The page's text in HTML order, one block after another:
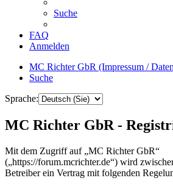
Suche
FAQ
Anmelden
MC Richter GbR (Impressum /
Suche
Sprache:
MC Richter GbR -
Mit dem Zugriff auf „MC Richter GbR“
(„https://forum.mcrichter.de“) wird
Betreiber ein Vertrag mit folgenden